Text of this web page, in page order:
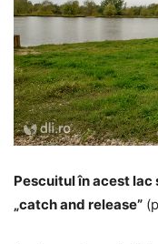
Pescuitul în acest
„catch and release”